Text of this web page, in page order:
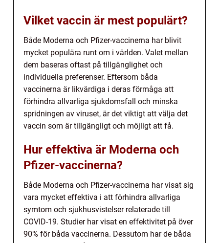
Vilket vaccin är mest populärt?
Både Moderna och Pfizer-vaccinerna har blivit
mycket populära runt om i världen. Valet mellan
dem baseras oftast på tillgänglighet och
individuella preferenser. Eftersom båda
vaccinerna är likvärdiga i deras förmåga att
förhindra allvarliga sjukdomsfall och minska
spridningen av viruset, är det viktigt att välja det
vaccin som är tillgängligt och möjligt att få.
Hur effektiva är Moderna och
Pfizer-vaccinerna?
Både Moderna och Pfizer-vaccinerna har visat sig
vara mycket effektiva i att förhindra allvarliga
symtom och sjukhusvistelser relaterade till
COVID-19. Studier har visat en effektivitet på över
90% för båda vaccinerna. Dessutom har de båda